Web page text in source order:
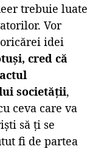
trebuie luate
Vor
idei
cred că
societății,
ceva care va
să ți se
fi de partea